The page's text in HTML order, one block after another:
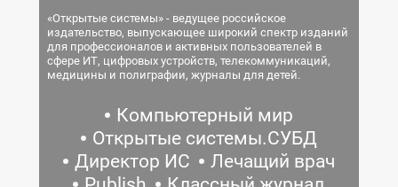
«Открытые системы» - ведущее российское
издательство, выпускающее широкий спектр изданий
для профессионалов и активных пользователей в
сфере ИТ, цифровых устройств, телекоммуникаций,
медицины и полиграфии, журналы для детей.
Компьютерный мир
Открытые системы.СУБД
Директор ИС
Лечащий врач